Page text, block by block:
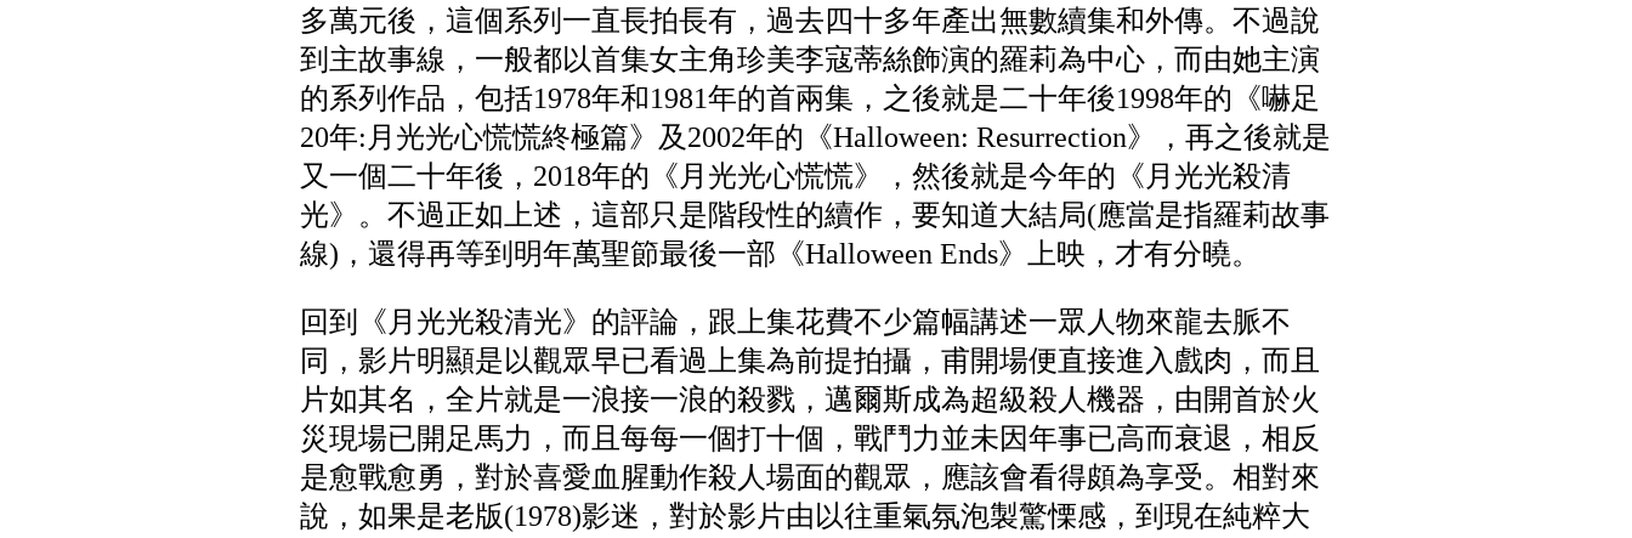
多萬元後，這個系列一直長拍長有，過去四十多年產出無數續集和外傳。不過說
到主故事線，一般都以首集女主角珍美李寇蒂絲飾演的羅莉為中心，而由她主演
的系列作品，包括1978年和1981年的首兩集，之後就是二十年後1998年的《嚇足
20年:月光光心慌慌終極篇》及2002年的《Halloween: Resurrection》，再之後就是
又一個二十年後，2018年的《月光光心慌慌》，然後就是今年的《月光光殺清
光》。不過正如上述，這部只是階段性的續作，要知道大結局(應當是指羅莉故事
線)，還得再等到明年萬聖節最後一部《Halloween Ends》上映，才有分曉。
回到《月光光殺清光》的評論，跟上集花費不少篇幅講述一眾人物來龍去脈不
同，影片明顯是以觀眾早已看過上集為前提拍攝，甫開場便直接進入戲肉，而且
片如其名，全片就是一浪接一浪的殺戮，邁爾斯成為超級殺人機器，由開首於火
災現場已開足馬力，而且每每一個打十個，戰鬥力並未因年事已高而衰退，相反
是愈戰愈勇，對於喜愛血腥動作殺人場面的觀眾，應該會看得頗為享受。相對來
說，如果是老版(1978)影迷，對於影片由以往重氣氛泡製驚慄感，到現在純粹大